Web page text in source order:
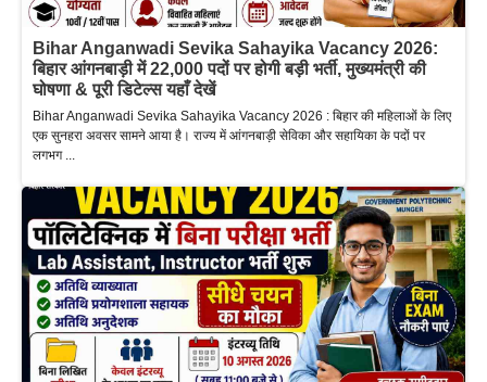
Bihar Anganwadi Sevika Sahayika Vacancy 2026:
बिहार आंगनबाड़ी में 22,000 पदों पर होगी बड़ी भर्ती, मुख्यमंत्री की
घोषणा & पूरी डिटेल्स यहाँ देखें
Bihar Anganwadi Sevika Sahayika Vacancy 2026 : बिहार की महिलाओं के लिए
एक सुनहरा अवसर सामने आया है। राज्य में आंगनबाड़ी सेविका और सहायिका के पदों पर
लगभग ...